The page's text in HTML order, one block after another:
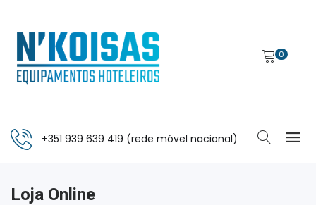
0
+351 939 639 419 (rede móvel nacional)
Loja Online